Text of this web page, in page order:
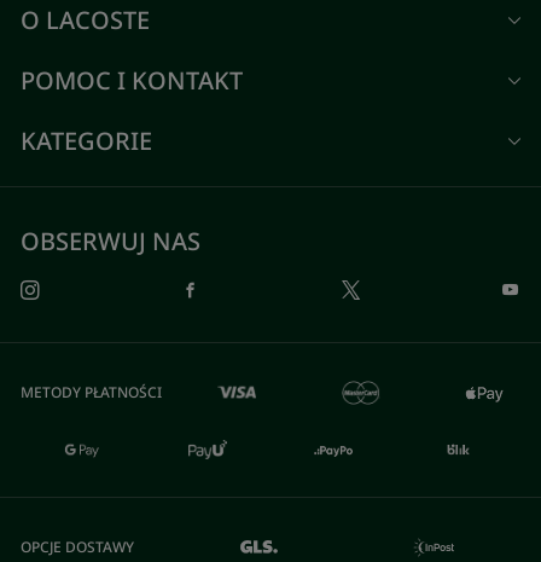
O LACOSTE
POMOC I KONTAKT
KATEGORIE
OBSERWUJ NAS
METODY PŁATNOŚCI
OPCJE DOSTAWY